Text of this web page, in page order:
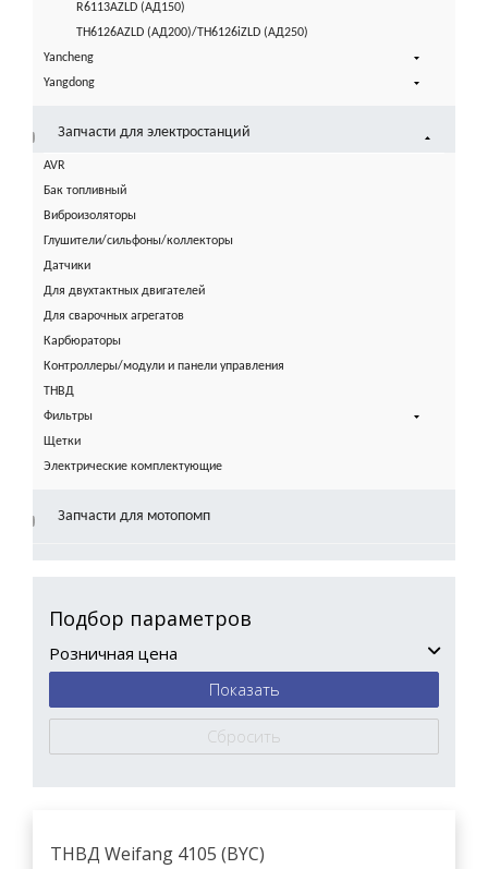
R6113AZLD (АД150)
TH6126AZLD (АД200)/TH6126iZLD (АД250)
Yancheng
Yangdong
Запчасти для электростанций
AVR
Бак топливный
Виброизоляторы
Глушители/сильфоны/коллекторы
Датчики
Для двухтактных двигателей
Для сварочных агрегатов
Карбюраторы
Контроллеры/модули и панели управления
ТНВД
Фильтры
Щетки
Электрические комплектующие
Запчасти для мотопомп
Подбор параметров
Розничная цена
ТНВД Weifang 4105 (BYC)